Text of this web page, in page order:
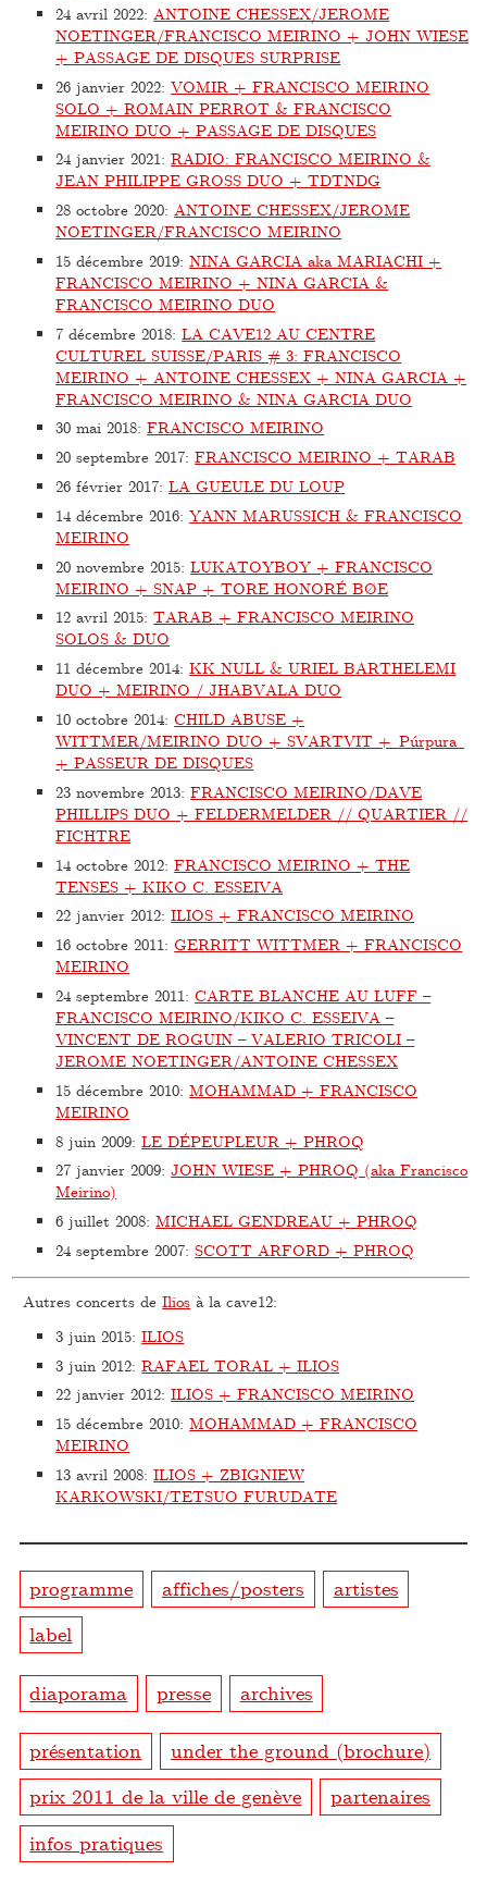
24 avril 2022: ANTOINE CHESSEX/JEROME
NOETINGER/FRANCISCO MEIRINO + JOHN WIESE
+ PASSAGE DE DISQUES SURPRISE
26 janvier 2022:VOMIR + FRANCISCO MEIRINO
SOLO + ROMAIN PERROT & FRANCISCO
MEIRINO DUO + PASSAGE DE DISQUES
24 janvier 2021:RADIO: FRANCISCO MEIRINO &
JEAN PHILIPPE GROSS DUO + TDTNDG
28 octobre 2020:ANTOINE CHESSEX/JEROME
NOETINGER/FRANCISCO MEIRINO
15 décembre 2019:NINA GARCIA aka MARIACHI +
FRANCISCO MEIRINO + NINA GARCIA &
FRANCISCO MEIRINO DUO
7 décembre 2018:LA CAVE12 AU CENTRE
CULTUREL SUISSE/PARIS # 3: FRANCISCO
MEIRINO + ANTOINE CHESSEX + NINA GARCIA +
FRANCISCO MEIRINO & NINA GARCIA DUO
30 mai 2018:FRANCISCO MEIRINO
20 septembre 2017:FRANCISCO MEIRINO + TARAB
26 février 2017:LA GUEULE DU LOUP
14 décembre 2016:YANN MARUSSICH & FRANCISCO
MEIRINO
20 novembre 2015:LUKATOYBOY + FRANCISCO
MEIRINO + SNAP + TORE HONORÉ BØE
12 avril 2015:TARAB + FRANCISCO MEIRINO
SOLOS & DUO
11 décembre 2014:KK NULL & URIEL BARTHELEMI
DUO + MEIRINO / JHABVALA DUO
10 octobre 2014:CHILD ABUSE +
WITTMER/MEIRINO DUO + SVARTVIT + Púrpura
+ PASSEUR DE DISQUES
23 novembre 2013:FRANCISCO MEIRINO/DAVE
PHILLIPS DUO + FELDERMELDER // QUARTIER //
FICHTRE
14 octobre 2012:FRANCISCO MEIRINO + THE
TENSES + KIKO C. ESSEIVA
22 janvier 2012:ILIOS + FRANCISCO MEIRINO
16 octobre 2011:GERRITT WITTMER + FRANCISCO
MEIRINO
24 septembre 2011:CARTE BLANCHE AU LUFF –
FRANCISCO MEIRINO/KIKO C. ESSEIVA –
VINCENT DE ROGUIN – VALERIO TRICOLI –
JEROME NOETINGER/ANTOINE CHESSEX
15 décembre 2010:MOHAMMAD + FRANCISCO
MEIRINO
8 juin 2009:LE DÉPEUPLEUR + PHROQ
27 janvier 2009:JOHN WIESE + PHROQ (aka Francisco
Meirino)
6 juillet 2008:MICHAEL GENDREAU + PHROQ
24 septembre 2007:SCOTT ARFORD + PHROQ
Autres concerts deIlios à la cave12:
3 juin 2015:ILIOS
3 juin 2012:RAFAEL TORAL + ILIOS
22 janvier 2012:ILIOS + FRANCISCO MEIRINO
15 décembre 2010:MOHAMMAD + FRANCISCO
MEIRINO
13 avril 2008:ILIOS + ZBIGNIEW
KARKOWSKI/TETSUO FURUDATE
programme affiches/posters
artistes
label
diaporama presse archives
présentation
under the ground (brochure)
prix 2011 de la ville de genève
partenaires
infos pratiques